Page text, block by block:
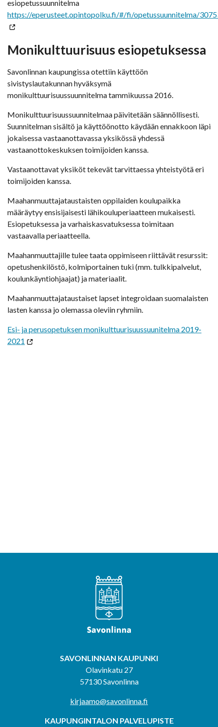
esiopetussuunnitelma
https://eperusteet.opintopolku.fi/#/fi/opetussuunnitelma/
Monikulttuurisuus esiopetuksessa
Savonlinnan kaupungissa otettiin käyttöön
sivistyslautakunnan hyväksymä
monikulttuurisuussuunnitelma tammikuussa 2016.
Monikulttuurisuussuunnitelmaa päivitetään säännöllisesti.
Suunnitelman sisältö ja käyttöönotto käydään ennakkoon läpi
jokaisessa vastaanottavassa yksikössä yhdessä
vastaanottokeskuksen toimijoiden kanssa.
Vastaanottavat yksiköt tekevät tarvittaessa yhteistyötä eri
toimijoiden kanssa.
Maahanmuuttajataustaisten oppilaiden koulupaikka
määräytyy ensisijaisesti lähikouluperiaatteen mukaisesti.
Esiopetuksessa ja varhaiskasvatuksessa toimitaan
vastaavalla periaatteella.
Maahanmuuttajille tulee taata oppimiseen riittävät resurssit:
opetushenkilöstö, kolmiportainen tuki (mm. tulkkipalvelut,
koulunkäyntiohjaajat) ja materiaalit.
Maahanmuuttajataustaiset lapset integroidaan suomalaisten
lasten kanssa jo olemassa oleviin ryhmiin.
Esi- ja perusopetuksen monikulttuurisuussuunitelma 2019-
2021
SAVONLINNAN KAUPUNKI
Olavinkatu 27
57130 Savonlinna
kirjaamo@savonlinna.fi
KAUPUNGINTALON PALVELUPISTE